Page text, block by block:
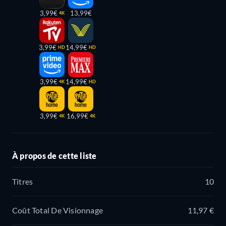
3,99€ 4K
3,99€ HD
3,99€ 4K
3,99€ 4K
13,99€
14,99€ HD
14,99€ HD
16,99€ 4K
À propos de cette liste
Titres 10
Coût Total De Visionnage 11,97 €